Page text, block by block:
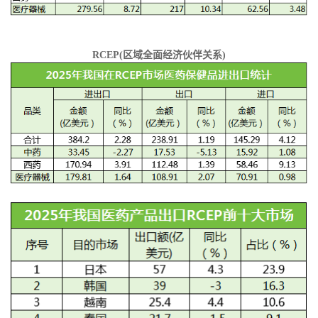
RCEP(区域全面经济伙伴关系)